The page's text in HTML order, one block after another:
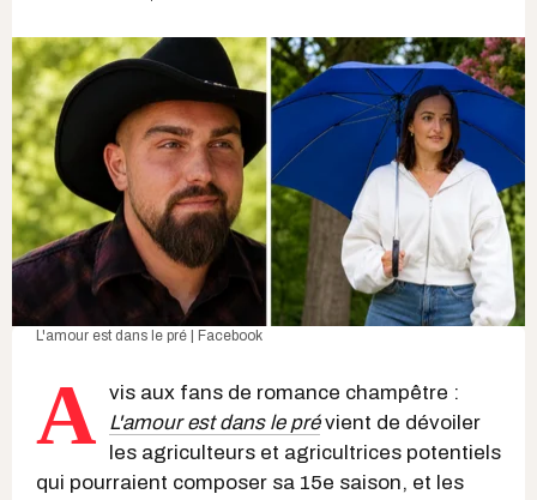
L'amour est dans le pré | Facebook
A vis aux fans de romance champêtre :
L'amour est dans le prévient de dévoiler
les agriculteurs et agricultrices potentiels
qui pourraient composer sa 15e saison, et les